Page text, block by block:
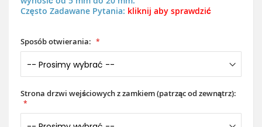
Często Zadawane Pytania: kliknij aby sprawdzić
Sposób otwierania:
Strona drzwi wejściowych z zamkiem (patrząc od zewnątrz):